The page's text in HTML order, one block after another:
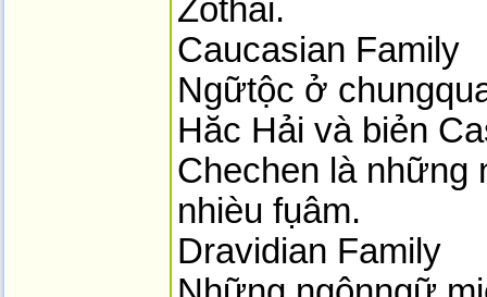
Zothái.
Caucasian Family
Ngữtộc ở
Hăc Hải và biẻn
Chechen là những
nhièu fụâm.
Dravidian Family